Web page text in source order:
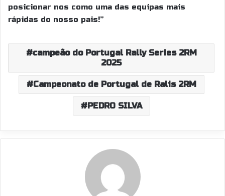
posicionar nos como uma das equipas mais
rápidas do nosso pais!”
campeão do Portugal Rally Series 2RM
2025
Campeonato de Portugal de Ralis 2RM
PEDRO SILVA